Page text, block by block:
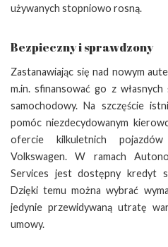
używanych stopniowo rosną.
Bezpieczny i sprawdzony
Zastanawiając się nad nowym
m.in. sfinansować go z
samochodowy. Na szczęście
pomóc niezdecydowanym
ofercie kilkuletnich
Volkswagen. W ramach
Services jest dostępny kredyt
Dzięki temu można wybrać
jedynie przewidywaną utratę
umowy.